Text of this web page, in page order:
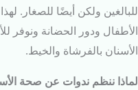
للبالغين ولكن أيضًا للصغار.
الأطفال ودور الحضانة ونوفر
الأسنان بالفرشاة والخيط.
لماذا ننظم ندوات عن صحة